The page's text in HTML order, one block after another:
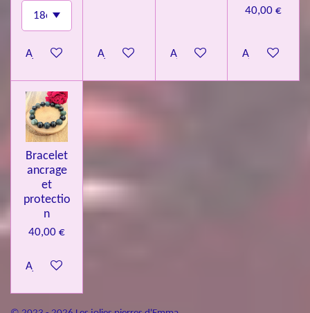
Ajouter au panierAjouter au panierAjouter au panier
40,00 €
Ajouter au
Bracelet
ancrage
et
protectio
n
40,00 €
Ajouter au panier